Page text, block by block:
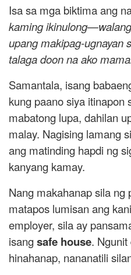
Isa sa mga biktima ang
kaming
upang makipag-ugnayan
talaga doon na ako
Samantala, isang
kung paano siya itinapon
mabatong lupa, dahilan
malay. Nagising lamang
ang matinding hapdi ng
kanyang kamay.
Nang makahanap sila ng
matapos lumisan ang
employer, sila ay
isangsafe house.
hinahanap, nananatili